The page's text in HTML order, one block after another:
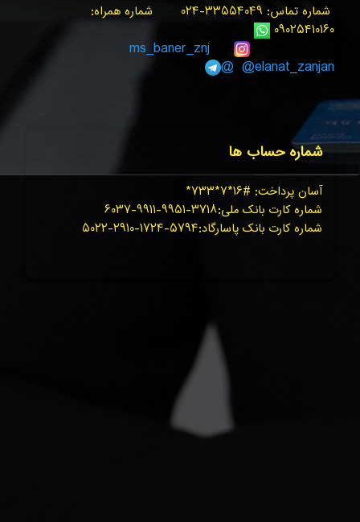
شماره تماس: ۳۳۵۵۴۰۴۹-۰۲۴ شماره همراه:
۰۹۰۲۵۴۱۰۱۶۰
ms_baner_znj
@elanat_zanjan@
شماره حساب ها
آسان پرداخت: #۱۶*۷*۷۳۳*
شماره کارت بانک ملی:۳۷۱۸-۹۹۵۱-۹۹۱۱-۶۰۳۷
شماره کارت بانک پاسارگاد:۵۷۹۴-۱۷۲۴-۲۹۱۰-۵۰۲۲